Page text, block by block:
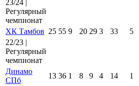
23/24 |
Регулярный
чемпионат
ХК Тамбов 25 55 9 20 29 3 33 5
22/23 |
Регулярный
чемпионат
Динамо
СПб
13 36 1 8 9 4 14 1